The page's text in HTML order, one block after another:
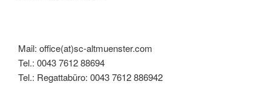
Mail: office(at)sc-altmuenster.com
Tel.: 0043 7612 88694
Tel.: Regattabüro: 0043 7612 886942